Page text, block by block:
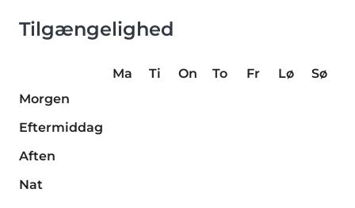
Tilgængelighed
Ma Ti On To Fr Lø
Sø
Morgen
Eftermiddag
Aften
Nat